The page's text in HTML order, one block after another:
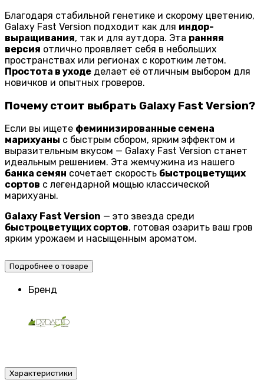
Благодаря стабильной генетике и скорому цветению,
Galaxy Fast Version подходит как для индор-
выращивания, так и для аутдора. Эта ранняя
версия отлично проявляет себя в небольших
пространствах или регионах с коротким летом.
Простота в уходе делает её отличным выбором для
новичков и опытных гроверов.
Почему стоит выбрать Galaxy Fast Version?
Если вы ищете феминизированные семена
марихуаны с быстрым сбором, ярким эффектом и
выразительным вкусом — Galaxy Fast Version станет
идеальным решением. Эта жемчужина из нашего
банка семян сочетает скорость быстроцветущих
сортов с легендарной мощью классической
марихуаны.
Galaxy Fast Version — это звезда среди
быстроцветущих сортов, готовая озарить ваш гров
ярким урожаем и насыщенным ароматом.
Подробнее о товаре
Бренд
Характеристики